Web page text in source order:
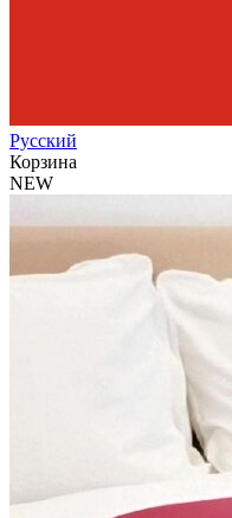
Русский
Корзина
NEW